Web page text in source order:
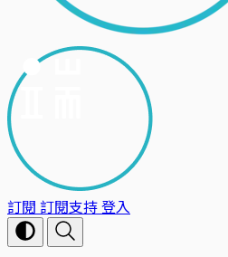
訂閱 訂閱支持登入